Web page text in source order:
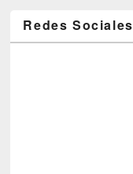
Redes Sociales